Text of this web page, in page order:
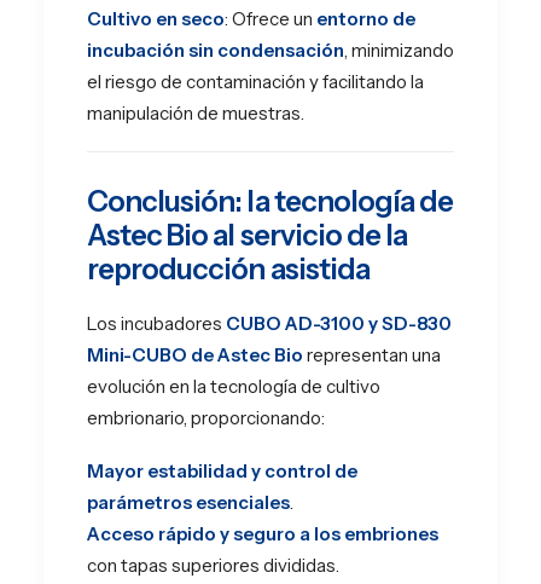
Cultivo en seco: Ofrece un entorno de
incubación sin condensación, minimizando
el riesgo de contaminación y facilitando la
manipulación de muestras.
Conclusión: la tecnología de
Astec Bio al servicio de la
reproducción asistida
Los incubadores CUBO AD-3100 y SD-830
Mini-CUBO de Astec Bio representan una
evolución en la tecnología de cultivo
embrionario, proporcionando:
Mayor estabilidad y control de
parámetros esenciales.
Acceso rápido y seguro a los embriones
con tapas superiores divididas.